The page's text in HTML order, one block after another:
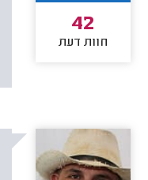
42
חוות דעת